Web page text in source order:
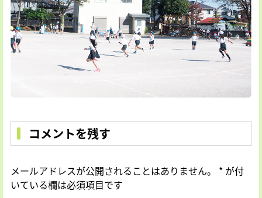
コメントを残す
メールアドレスが公開されることはありません。 * が付
いている欄は必須項目です